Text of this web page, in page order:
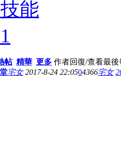
能
1
帖 精華 更多 作者回復/查看最後
宅女 2017-8-24 22:0504366宅女